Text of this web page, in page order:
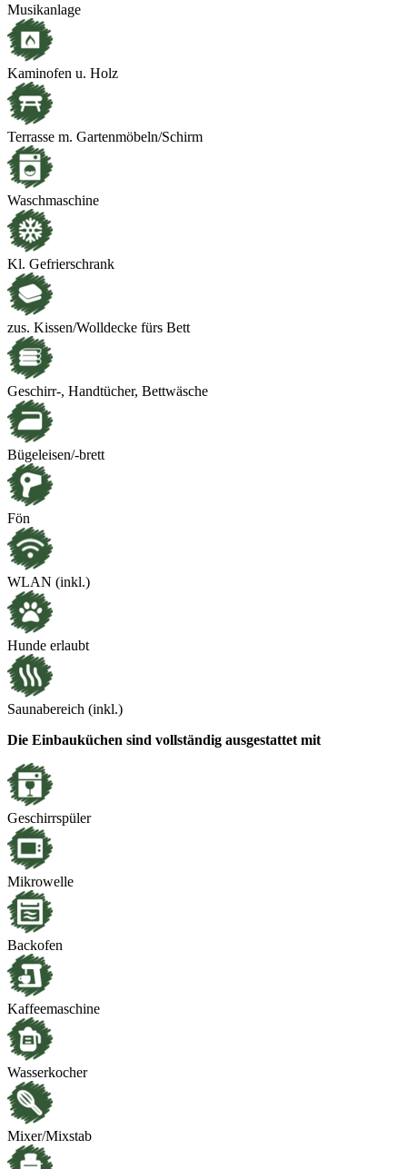
Musikanlage
Kaminofen u. Holz
Terrasse m. Gartenmöbeln/Schirm
Waschmaschine
Kl. Gefrierschrank
zus. Kissen/Wolldecke fürs Bett
Geschirr-, Handtücher, Bettwäsche
Bügeleisen/-brett
Fön
WLAN (inkl.)
Hunde erlaubt
Saunabereich (inkl.)
Die Einbauküchen sind vollständig ausgestattet mit
Geschirrspüler
Mikrowelle
Backofen
Kaffeemaschine
Wasserkocher
Mixer/Mixstab